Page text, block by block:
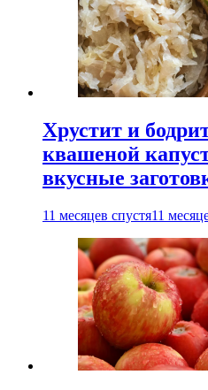
Хрустит и
квашеной
вкусные
11 месяцев спустя11